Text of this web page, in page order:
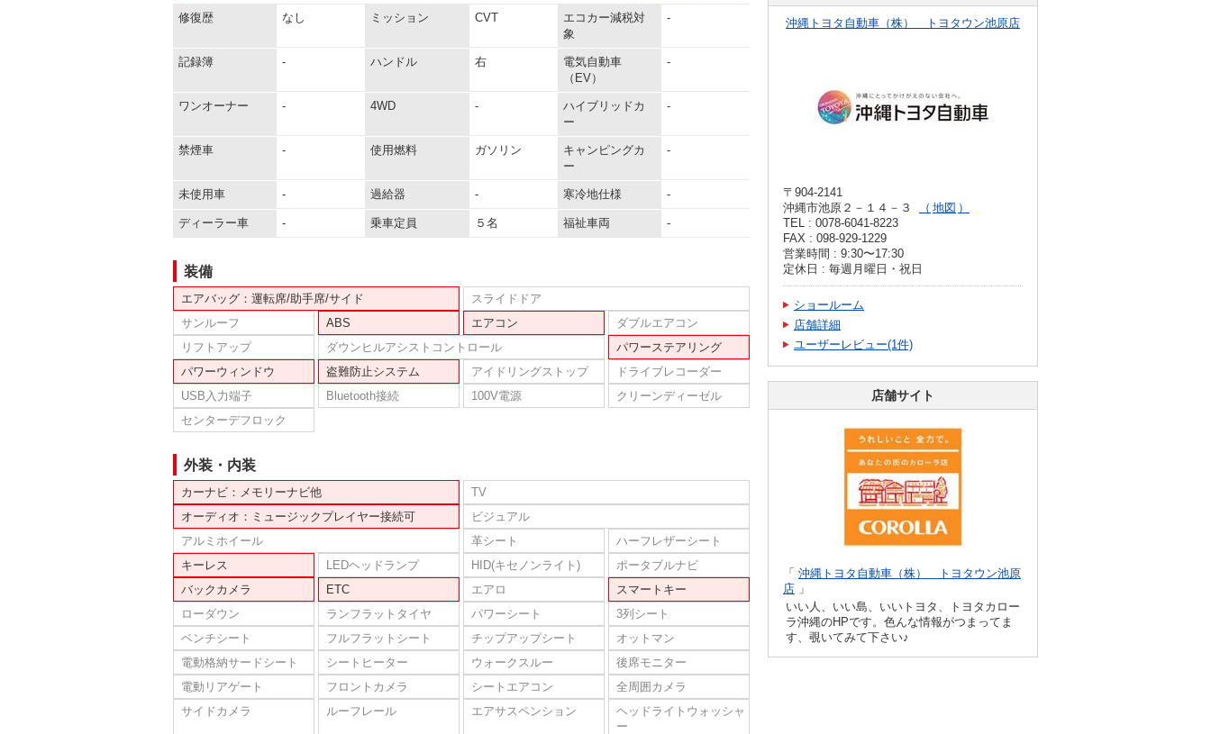
修復歴 なし ミッション CVT
エコカー減税対
象
-
記録簿 - ハンドル 右
電気自動車
（EV）
-
ワンオーナー - 4WD -
ハイブリッドカ
ー
-
禁煙車 - 使用燃料 ガソリン
キャンピングカ
ー
-
未使用車 - 過給器 - 寒冷地仕様 -
ディーラー車 - 乗車定員 ５名 福祉車両 -
装備
エアバッグ：運転席/助手席/サイド
スライドドア
サンルーフ
ABS エアコン
ダブルエアコン
リフトアップ
ダウンヒルアシストコントロール
パワーステアリング
パワーウィンドウ
盗難防止システム アイドリングストップ
ドライブレコーダー
USB入力端子
Bluetooth接続 100V電源
クリーンディーゼル
センターデフロック
外装・内装
カーナビ：メモリーナビ他
TV
オーディオ：ミュージックプレイヤー接続可
ビジュアル
アルミホイール
革シート
ハーフレザーシート
キーレス
LEDヘッドランプ HID(キセノンライト)
ポータブルナビ
バックカメラ
ETC エアロ
スマートキー
ローダウン
ランフラットタイヤ パワーシート
3列シート
ベンチシート
フルフラットシート チップアップシート
オットマン
電動格納サードシート
シートヒーター ウォークスルー
後席モニター
電動リアゲート
フロントカメラ シートエアコン
全周囲カメラ
サイドカメラ
ルーフレール エアサスペンション
ヘッドライトウォッシャ
ー
沖縄トヨタ自動車（株） トヨタウン池原店
〒904-2141
沖縄市池原２－１４－３
地図
TEL : 0078-6041-8223
FAX : 098-929-1229
営業時間 : 9:30〜17:30
定休日 : 毎週月曜日・祝日
ショールーム
店舗詳細
ユーザーレビュー(1件)
店舗サイト
「 沖縄トヨタ自動車（株） トヨタウン池原
店 」
いい人、いい島、いいトヨタ、トヨタカロー
ラ沖縄のHPです。色んな情報がつまってま
す、覗いてみて下さい♪